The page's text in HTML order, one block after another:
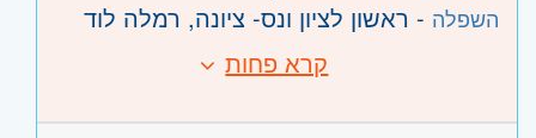
השפלה - ראשון לציון ונס- ציונה, רמלה לוד
קרא פחות